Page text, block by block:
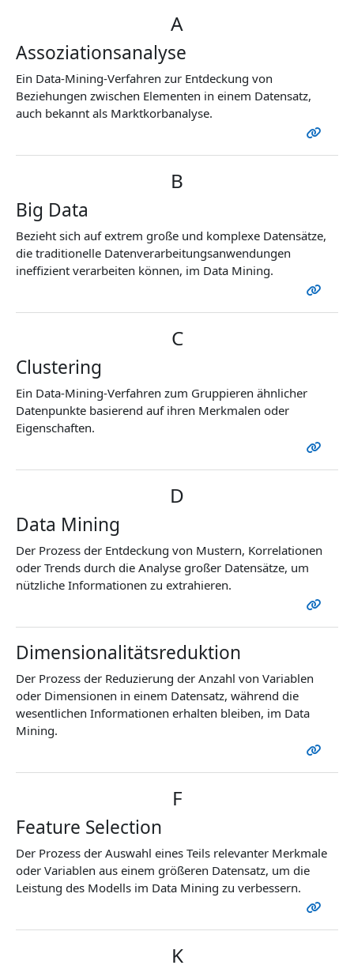
A
Assoziationsanalyse
Ein Data-Mining-Verfahren zur Entdeckung von
Beziehungen zwischen Elementen in einem Datensatz,
auch bekannt als Marktkorbanalyse.
B
Big Data
Bezieht sich auf extrem große und komplexe Datensätze,
die traditionelle Datenverarbeitungsanwendungen
ineffizient verarbeiten können, im Data Mining.
C
Clustering
Ein Data-Mining-Verfahren zum Gruppieren ähnlicher
Datenpunkte basierend auf ihren Merkmalen oder
Eigenschaften.
D
Data Mining
Der Prozess der Entdeckung von Mustern, Korrelationen
oder Trends durch die Analyse großer Datensätze, um
nützliche Informationen zu extrahieren.
Dimensionalitätsreduktion
Der Prozess der Reduzierung der Anzahl von Variablen
oder Dimensionen in einem Datensatz, während die
wesentlichen Informationen erhalten bleiben, im Data
Mining.
F
Feature Selection
Der Prozess der Auswahl eines Teils relevanter Merkmale
oder Variablen aus einem größeren Datensatz, um die
Leistung des Modells im Data Mining zu verbessern.
K